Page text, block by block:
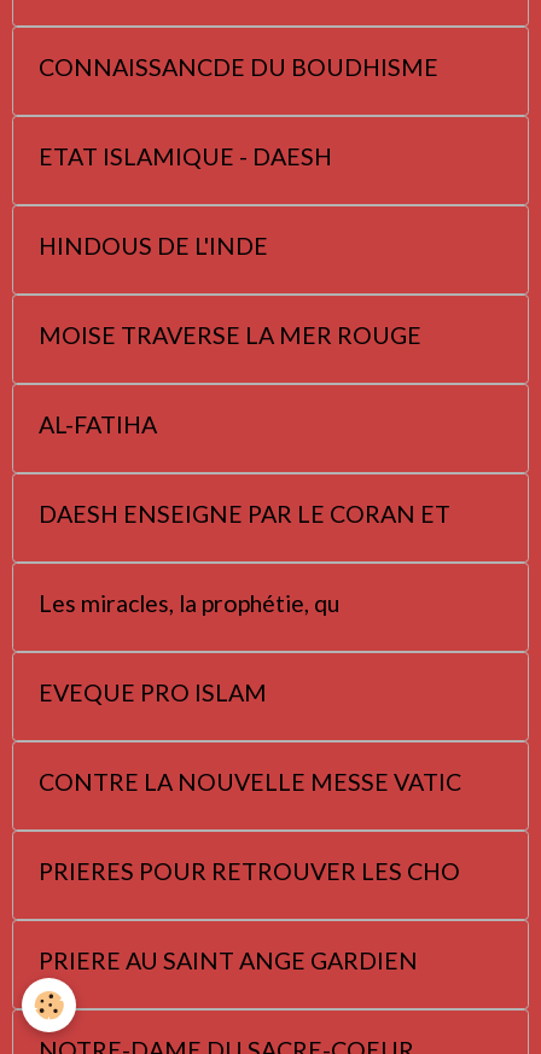
CONNAISSANCDE DU BOUDHISME
ETAT ISLAMIQUE - DAESH
HINDOUS DE L'INDE
MOISE TRAVERSE LA MER ROUGE
AL-FATIHA
DAESH ENSEIGNE PAR LE CORAN ET
Les miracles, la prophétie, qu
EVEQUE PRO ISLAM
CONTRE LA NOUVELLE MESSE VATIC
PRIERES POUR RETROUVER LES CHO
PRIERE AU SAINT ANGE GARDIEN